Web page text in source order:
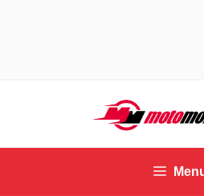
contenuto